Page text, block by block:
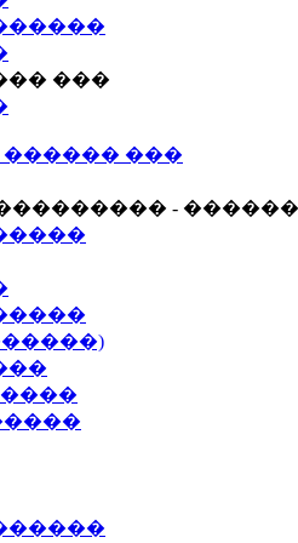
���
������ ���
-